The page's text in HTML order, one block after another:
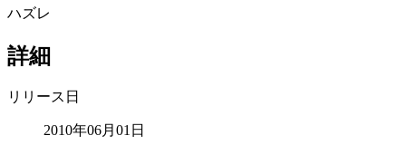
ハズレ
詳細
リリース日
2010年06月01日